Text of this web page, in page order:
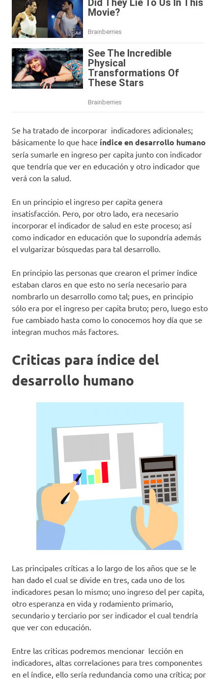
Se ha tratado de incorporar indicadores adicionales;
básicamente lo que hace índice en desarrollo humano
sería sumarle en ingreso per capita junto con indicador
que tendría que ver en educación y otro indicador que
verá con la salud.
En un principio el ingreso per capita genera
insatisfacción. Pero, por otro lado, era necesario
incorporar el indicador de salud en este proceso; así
como indicador en educación que lo supondría además
el vulgarizar búsquedas para tal desarrollo.
En principio las personas que crearon el primer índice
estaban claros en que esto no sería necesario para
nombrarlo un desarrollo como tal; pues, en principio
sólo era por el ingreso per capita bruto; pero, luego esto
fue cambiado hasta como lo conocemos hoy día que se
integran muchos más factores.
Criticas para índice del
desarrollo humano
Las principales críticas a lo largo de los años que se le
han dado el cual se divide en tres, cada uno de los
indicadores pesan lo mismo; uno ingreso del per capita,
otro esperanza en vida y rodamiento primario,
secundario y terciario por ser indicador el cual tendría
que ver con educación.
Entre las criticas podremos mencionar lección en
indicadores, altas correlaciones para tres componentes
en el índice, ello sería redundancia como una crítica; por